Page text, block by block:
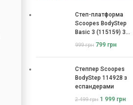
Степ-платформа
Scoopes BodyStep
Basic 3 (115159) 3
999грн 799 грн
Степпер Scoopes
BodyStep 114928 з
еспандерами
2 499грн 1 999 грн